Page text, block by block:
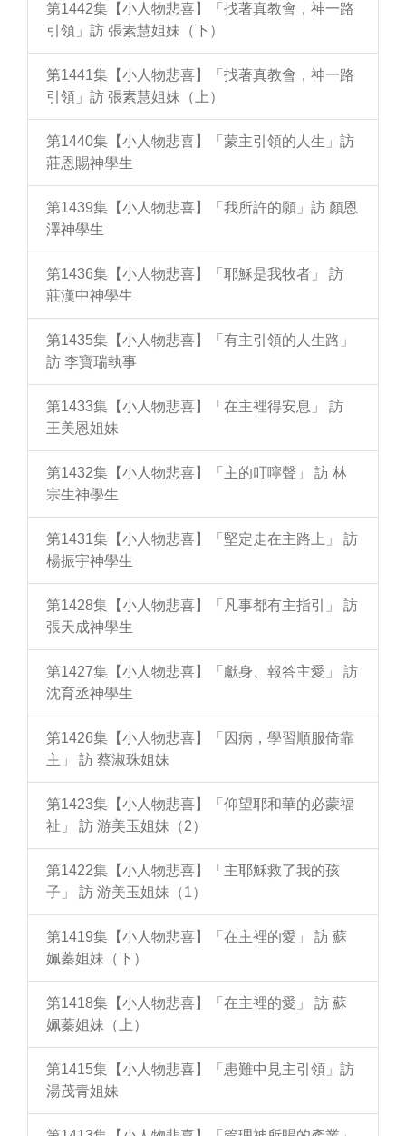
第1442集【小人物悲喜】「找著真教會，神一路
引領」訪 張素慧姐妹（下）
第1441集【小人物悲喜】「找著真教會，神一路
引領」訪 張素慧姐妹（上）
第1440集【小人物悲喜】「蒙主引領的人生」訪
莊恩賜神學生
第1439集【小人物悲喜】「我所許的願」訪 顏恩
澤神學生
第1436集【小人物悲喜】「耶穌是我牧者」 訪
莊漢中神學生
第1435集【小人物悲喜】「有主引領的人生路」
訪 李寶瑞執事
第1433集【小人物悲喜】「在主裡得安息」 訪
王美恩姐妹
第1432集【小人物悲喜】「主的叮嚀聲」 訪 林
宗生神學生
第1431集【小人物悲喜】「堅定走在主路上」 訪
楊振宇神學生
第1428集【小人物悲喜】「凡事都有主指引」 訪
張天成神學生
第1427集【小人物悲喜】「獻身、報答主愛」 訪
沈育丞神學生
第1426集【小人物悲喜】「因病，學習順服倚靠
主」 訪 蔡淑珠姐妹
第1423集【小人物悲喜】「仰望耶和華的必蒙福
祉」 訪 游美玉姐妹（2）
第1422集【小人物悲喜】「主耶穌救了我的孩
子」 訪 游美玉姐妹（1）
第1419集【小人物悲喜】「在主裡的愛」 訪 蘇
姵蓁姐妹（下）
第1418集【小人物悲喜】「在主裡的愛」 訪 蘇
姵蓁姐妹（上）
第1415集【小人物悲喜】「患難中見主引領」訪
湯茂青姐妹